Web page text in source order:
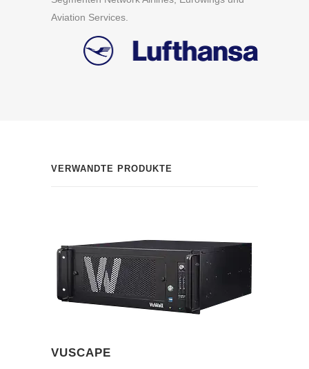
Aviation Services.
VERWANDTE PRODUKTE
VUSCAPE